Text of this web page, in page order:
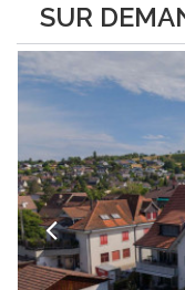
SUR
outdoor spaces
direct access to the